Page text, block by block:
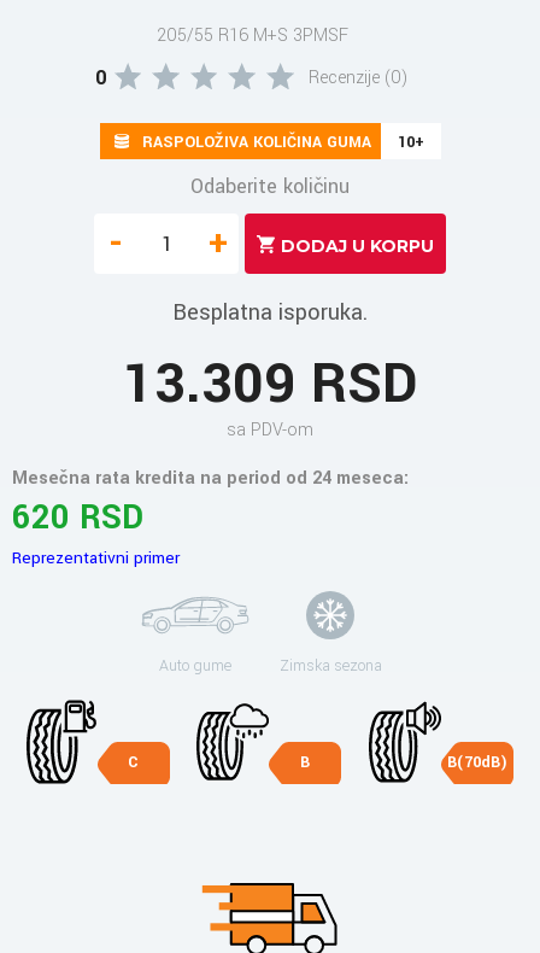
205/55 R16 M+S 3PMSF
0 Recenzije (0)
RASPOLOŽIVA KOLIČINA GUMA 10+
Odaberite količinu
- +
Besplatna isporuka.
13.309 RSD
sa PDV-om
Mesečna rata kredita na period od 24 meseca:
620 RSD
Reprezentativni primer
Auto gume Zimska sezona
C B B(70dB)